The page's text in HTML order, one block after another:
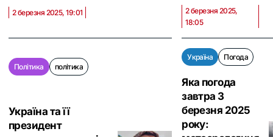
2 березня 2025, 19:01
2 березня 2025,
18:05
Політика політика
Україна та її
президент
Україна Погода
Яка погода
завтра 3
березня 2025
року: